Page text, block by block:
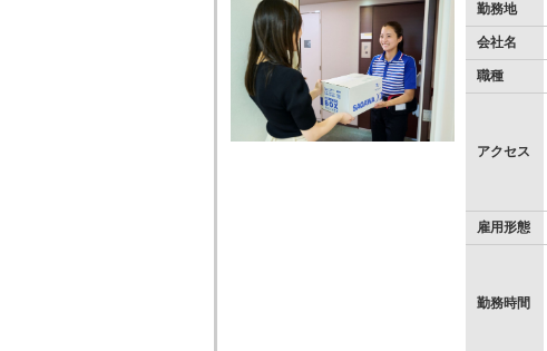
勤務地
会社名
職種
アクセス
雇用形態
勤務時間